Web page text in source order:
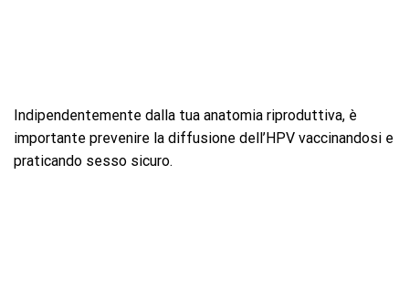
Indipendentemente dalla tua anatomia riproduttiva, è
importante prevenire la diffusione dell’HPV vaccinandosi e
praticando sesso sicuro.